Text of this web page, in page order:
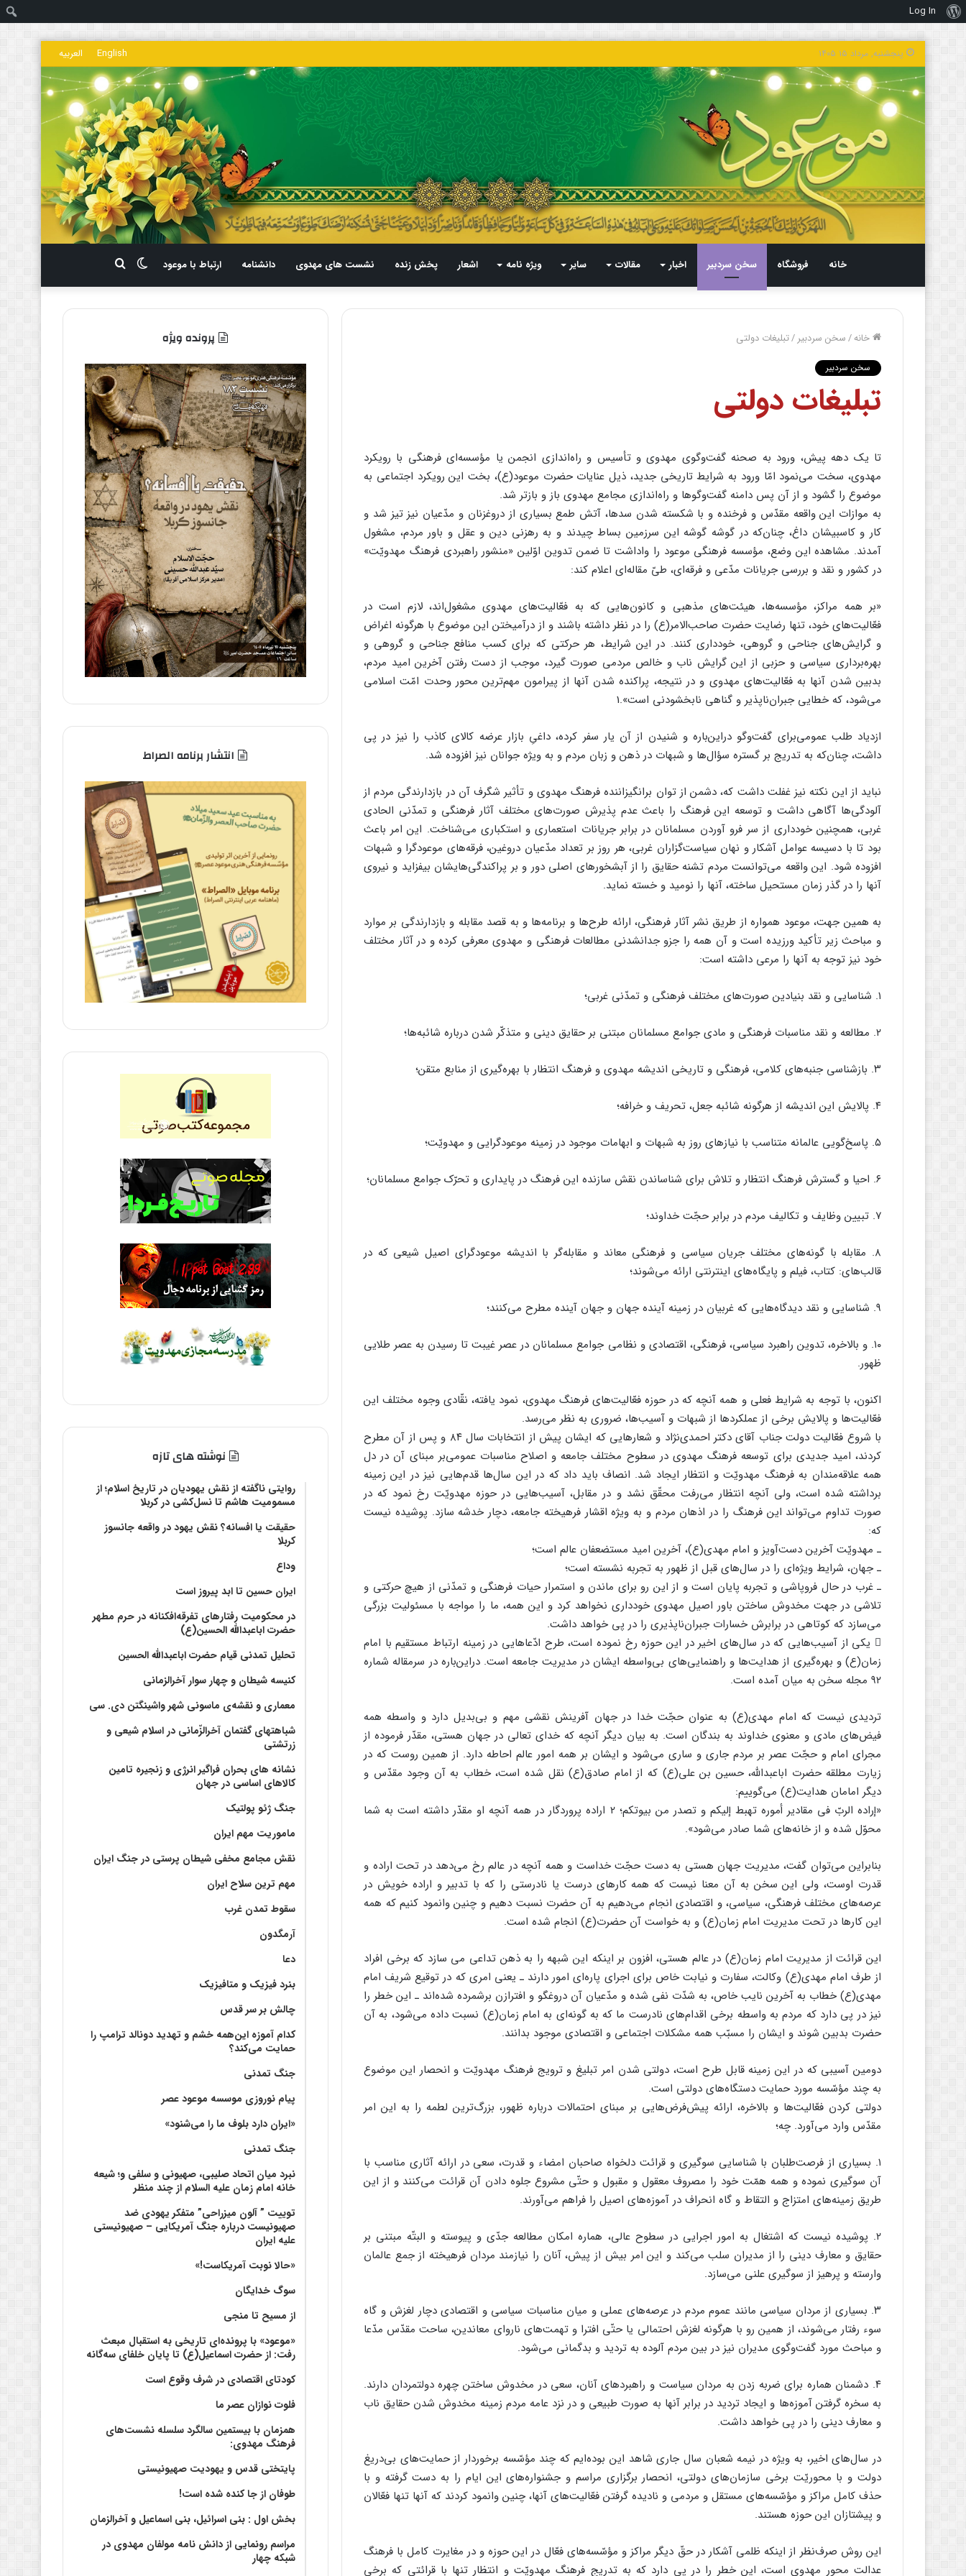
درباره
وردپرس
Log In
پنجشنبه, مرداد ۱۵ ۱۴۰۵ English العربیه
خانه فروشگاه سخن سردبیر اخبار مقالات سایر ویژه نامه اشعار پخش زنده نشست های مهدوی دانشنامه ارتباط با موعود
برای
تغییر
پوسته
خانه/سخن سردبیر /تبلیغات دولتی
سخن سردبیر
تبلیغات دولتی
تا یک دهه پیش، ورود به صحنه گفت‌وگوی مهدوی و تأسیس و راه‌اندازی انجمن یا مؤسسه‌ای فرهنگی با رویکرد
مهدوی، سخت می‌نمود امّا ورود به شرایط تاریخی جدید، ذیل عنایات حضرت موعود(ع)، بخت این رویکرد اجتماعی به
موضوع را گشود و از آن پس دامنه گفت‌وگوها و راه‌اندازی مجامع مهدوی باز و بازتر شد.
به موازات این واقعه مقدّس و فرخنده و با شکسته شدن سدها، آتش طمع بسیاری از دروغزنان و مدّعیان نیز تیز شد و
کار و کاسبیشان داغ، چنان‌که در گوشه گوشه این سرزمین بساط چیدند و به رهزنی دین و عقل و باور مردم، مشغول
آمدند. مشاهده این وضع، مؤسسه فرهنگی موعود را واداشت تا ضمن تدوین اوّلین «منشور راهبردی فرهنگ مهدویّت»
در کشور و نقد و بررسی جریانات مدّعی و فرقه‌ای، طیّ مقاله‌ای اعلام کند:
«بر همه مراکز، مؤسسه‌ها، هیئت‌های مذهبی و کانون‌هایی که به فعّالیت‌های مهدوی مشغول‌اند، لازم است در
فعّالیت‌های خود، تنها رضایت حضرت صاحب‌الامر(ع) را در نظر داشته باشند و از درآمیختن این موضوع با هرگونه اغراض
و گرایش‌های جناحی و گروهی، خودداری کنند. در این شرایط، هر حرکتی که برای کسب منافع جناحی و گروهی و
بهره‌برداری سیاسی و حزبی از این گرایش ناب و خالص مردمی صورت گیرد، موجب از دست رفتن آخرین امید مردم،
بدبین شدن آنها به فعّالیت‌های مهدوی و در نتیجه، پراکنده شدن آنها از پیرامون مهم‌ترین محور وحدت امّت اسلامی
می‌شود، که خطایی جبران‌ناپذیر و گناهی نابخشودنی است».1
ازدیاد طلب عمومی‌برای گفت‌وگو دراین‌باره و شنیدن از آن یار سفر کرده، داغیِ بازار عرضه کالای کاذب را نیز در پی
داشت، چنان‌که به تدریج بر گستره‌ سؤال‌ها و شبهات در ذهن و زبان مردم و به ویژه جوانان نیز افزوده شد.
نباید از این نکته نیز غفلت داشت که، دشمن از توان برانگیزاننده فرهنگ مهدوی و تأثیر شگرف آن در بازدارندگی مردم از
آلودگی‌ها آگاهی داشت و توسعه این فرهنگ را باعث عدم پذیرش صورت‌های مختلف آثار فرهنگی و تمدّنی الحادی
غربی، همچنین خودداری از سر فرو آوردن مسلمانان در برابر جریانات استعماری و استکباری می‌شناخت. این امر باعث
بود تا با دسیسه عوامل آشکار و نهان سیاست‌گزاران غربی، هر روز بر تعداد مدّعیان دروغین، فرقه‌های موعودگرا و شبهات
افزوده شود. این واقعه می‌توانست مردم تشنه حقایق را از آبشخورهای اصلی دور و بر پراکندگی‌هایشان بیفزاید و نیروی
آنها را در گذر زمان مستحیل ساخته، آنها را نومید و خسته نماید.
به همین جهت، موعود همواره از طریق نشر آثار فرهنگی، ارائه طرح‌ها و برنامه‌ها و به قصد مقابله و بازدارندگی بر موارد
و مباحث زیر تأکید ورزیده است و آن همه را جزو جدانشدنی مطالعات فرهنگی و مهدوی معرفی کرده و در آثار مختلف
خود نیز توجه به آنها را مرعی داشته است:
۱. شناسایی و نقد بنیادین صورت‌های مختلف فرهنگی و تمدّنی غربی؛
۲. مطالعه و نقد مناسبات فرهنگی و مادی جوامع مسلمانان مبتنی بر حقایق دینی و متذکّر شدن درباره شائبه‌ها؛
۳. بازشناسی جنبه‌های کلامی، فرهنگی و تاریخی اندیشه مهدوی و فرهنگ انتظار با بهره‌گیری از منابع متقن؛
۴. پالایش این اندیشه از هرگونه شائبه جعل، تحریف و خرافه؛
۵. پاسخ‌گویی عالمانه متناسب با نیازهای روز به شبهات و ابهامات موجود در زمینه موعودگرایی و مهدویّت؛
۶. احیا و گسترش فرهنگ انتظار و تلاش برای شناساندن نقش سازنده این فرهنگ در پایداری و تحرّک جوامع مسلمانان؛
۷. تبیین وظایف و تکالیف مردم در برابر حجّت خداوند؛
۸. مقابله با گونه‌های مختلف جریان سیاسی و فرهنگی معاند و مقابله‌گر با اندیشه موعودگرای اصیل شیعی که در
قالب‌های: کتاب، فیلم و پایگاه‌های اینترنتی ارائه می‌شوند؛
۹. شناسایی و نقد دیدگاه‌هایی که غربیان در زمینه آینده جهان و جهان آینده مطرح می‌کنند؛
۱۰. و بالاخره، تدوین راهبرد سیاسی، فرهنگی، اقتصادی و نظامی جوامع مسلمانان در عصر غیبت تا رسیدن به عصر طلایی
ظهور.
اکنون، با توجه به شرایط فعلی و همه آنچه که در حوزه فعّالیت‌های فرهنگ مهدوی، نمود یافته، نقّادی وجوه مختلف این
فعّالیت‌ها و پالایش برخی از عملکردها از شبهات و آسیب‌ها، ضروری به نظر می‌رسد.
با شروع فعّالیت دولت جناب آقای دکتر احمدی‌نژاد و شعارهایی که ایشان پیش از انتخابات سال ۸۴ و پس از آن مطرح
کردند، امید جدیدی برای توسعه فرهنگ مهدوی در سطوح مختلف جامعه و اصلاح مناسبات عمومی‌بر مبنای آن در دل
همه علاقه‌مندان به فرهنگ مهدویّت و انتظار ایجاد شد. انصاف باید داد که در این سال‌ها قدم‌هایی نیز در این زمینه
برداشته شده است، ولی آنچه انتظار می‌رفت محقّق نشد و در مقابل، آسیب‌هایی در حوزه مهدویّت رخ نمود که در
صورت تداوم می‌تواند این فرهنگ را در اذهان مردم و به ویژه اقشار فرهیخته جامعه، دچار خدشه سازد. پوشیده نیست
که:
ـ مهدویّت آخرین دست‌آویز و امام مهدی(ع)، آخرین امید مستضعفان عالم است؛
ـ جهان، شرایط ویژه‌ای را در سال‌های قبل از ظهور به تجربه نشسته است؛
ـ غرب در حال فروپاشی و تجربه پایان است و از این رو برای ماندن و استمرار حیات فرهنگی و تمدّنی از هیچ حرکتی و
تلاشی در جهت مخدوش ساختن باور اصیل مهدوی خودداری نخواهد کرد و این همه، ما را مواجه با مسئولیت بزرگی
می‌سازد که کوتاهی در برابرش خسارات جبران‌ناپذیری را در پی خواهد داشت.
 یکی از آسیب‌هایی که در سال‌های اخیر در این حوزه رخ نموده است، طرح ادّعاهایی در زمینه ارتباط مستقیم با امام
زمان(ع) و بهره‌گیری از هدایت‌ها و راهنمایی‌های بی‌واسطه ایشان در مدیریت جامعه است. دراین‌باره در سرمقاله شماره
۹۲ مجله سخن به میان آمده است.
تردیدی نیست که امام مهدی(ع) به عنوان حجّت خدا در جهان آفرینش نقشی مهم و بی‌بدیل دارد و واسطه همه
فیض‌های مادی و معنوی خداوند به بندگان است. به بیان دیگر آنچه که خدای تعالی در جهان هستی، مقدّر فرموده از
مجرای امام و حجّت عصر بر مردم جاری و ساری می‌شود و ایشان بر همه امور عالم احاطه دارد. از همین روست که در
زیارت مطلقه حضرت اباعبدالله، حسین بن علی(ع) که از امام صادق(ع) نقل شده است، خطاب به آن وجود مقدّس و
دیگر امامان هدایت(ع) می‌گوییم:
«إراده الربّ فی مقادیر أموره تهبط إلیکم و تصدر من بیوتکم؛ ۲ اراده پروردگار در همه آنچه او مقدّر داشته است به شما
محوّل شده و از خانه‌های شما صادر می‌شود».
بنابراین می‌توان گفت، مدیریت جهان هستی به دست حجّت خداست و همه آنچه در عالم رخ می‌دهد در تحت اراده و
قدرت اوست، ولی این سخن به آن معنا نیست که همه کارهای درست یا نادرستی را که با تدبیر و اراده خویش در
عرصه‌های مختلف فرهنگی، سیاسی، و اقتصادی انجام می‌دهیم به آن حضرت نسبت دهیم و چنین وانمود کنیم که همه
این کارها در تحت مدیریت امام زمان(ع) و به خواست آن حضرت(ع) انجام شده است.
این قرائت از مدیریت امام زمان(ع) در عالم هستی، افزون بر اینکه این شبهه را به ذهن تداعی می سازد که برخی افراد
از طرف امام مهدی(ع) وکالت، سفارت و نیابت خاص برای اجرای پاره‌ای امور دارند ـ یعنی امری که در توقیع شریف امام
مهدی(ع) خطاب به آخرین نایب خاص، به شدّت نفی شده و مدّعیان آن دروغگو و افترازن برشمرده شده‌اند ـ این خطر را
نیز در پی دارد که مردم به واسطه برخی اقدام‌های نادرست ما که به گونه‌ای به امام زمان(ع) نسبت داده می‌شود، به آن
حضرت بدبین شوند و ایشان را مسبّب همه مشکلات اجتماعی و اقتصادی موجود بدانند.
دومین آسیبی که در این زمینه قابل طرح است، دولتی شدن امر تبلیغ و ترویج فرهنگ مهدویّت و انحصار این موضوع
به چند مؤسّسه مورد حمایت دستگاه‌های دولتی است.
دولتی کردن فعّالیت‌ها و بالاخره، ارائه پیش‌فرض‌هایی بر مبنای احتمالات درباره ظهور، بزرگ‌ترین لطمه را به این امر
مقدّس وارد می‌آورد. چه؛
۱. بسیاری از فرصت‌طلبان با شناسایی سوگیری و قرائت دلخواه صاحبان امضاء و قدرت، سعی در ارائه آثاری مناسب با
آن سوگیری نموده و همه همّت خود را مصروف معقول و مقبول و حتّی مشروع جلوه دادن آن قرائت می‌کنند و از این
طریق زمینه‌های امتزاج و التقاط و گاه انحراف در آموزه‌های اصیل را فراهم می‌آورند.
۲. پوشیده نیست که اشتغال به امور اجرایی در سطوح عالی، هماره امکان مطالعه جدّی و پیوسته و البتّه مبتنی بر
حقایق و معارف دینی را از مدیران سلب می‌کند و این امر بیش از پیش، آنان را نیازمند مردان فرهیخته از جمع عالمان
وارسته و پرهیز از سوگیری علنی می‌سازد.
۳. بسیاری از مردان سیاسی مانند عموم مردم در عرصه‌های عملی و میان مناسبات سیاسی و اقتصادی دچار لغزش و گاه
سوء رفتار می‌شوند، از همین رو با هرگونه لغزش احتمالی یا حتّی افترا و تهمت‌های ناروای معاندین، ساحت مقدّس مدّعا
و مباحث مورد گفت‌وگوی مدیران نیز در بین مردم آلوده به تردید و بدگمانی می‌شود.
۴. دشمنان هماره برای ضربه زدن به مردان سیاست و راهبردهای آنان، سعی در مخدوش ساختن چهره دولتمردان دارند.
به سخره گرفتن آموزه‌ها و ایجاد تردید در برابر آنها به صورت طبیعی و در نزد عامه مردم زمینه مخدوش شدن حقایق ناب
و معارف دینی را در پی خواهد داشت.
در سال‌های اخیر، به ویژه در نیمه شعبان سال جاری شاهد این بوده‌ایم که چند مؤسّسه برخوردار از حمایت‌های بی‌دریغ
دولت و با محوریّت برخی سازمان‌های دولتی، انحصار برگزاری مراسم و جشنواره‌های این ایام را به دست گرفته و با
حذف کامل مراکز و مؤسّسه‌های مستقل و مردمی و نادیده گرفتن فعّالیت‌های آنها، چنین وانمود کردند که آنها تنها فعّالان
و پیشتازان این حوزه هستند.
این روش صرف‌نظر از اینکه ظلمی آشکار در حقّ دیگر مراکز و مؤسّسه‌های فعّال در این حوزه و در مغایرت کامل با فرهنگ
عدالت محور مهدوی است، این خطر را در پی دارد که به تدریج فرهنگ مهدویّت و انتظار تنها با قرائتی که برخی
پرونده ویژه
انتشار برنامه الصراط
نوشته های تازه
روایتی ناگفته از نقش یهودیان در تاریخ اسلام؛ از
مسمومیت هاشم تا نسل‌کشی در کربلا
حقیقت یا افسانه؟‌ نقش یهود در واقعه جانسوز
کربلا
وداع
ایران حسین تا ابد پیروز است
در محکومیت رفتارهای تفرقه‌افکنانه در حرم مطهر
حضرت اباعبدالله الحسین(ع)
تحلیل تمدنی قیام حضرت اباعبدالله الحسین
کنیسه شیطان و چهار سوار آخرالزمانی
معماری و نقشه‌ی ماسونی شهر واشينگتن دی. سی
شباهتهای گفتمان آخر‌الزّمانی در اسلام شیعی و
زرتشتی
نشانه های بحران فراگیر انرژی و زنجیره تامین
کالاهای اساسی در جهان
جنگ ژئو پولتیک
ماموریت مهم ایران
نقش مجامع مخفی شیطان پرستی در جنگ ایران
مهم ترین سلاح ایران
سقوط تمدن غرب
آرمگدون
دعا
بنرد فیزیک و متافیزیک
چالش بر سر قدس
کدام آموزه این‌همه خشم و تهدید دونالد ترامپ را
حمایت می‌کند؟
جنگ تمدنی
پیام نوروزی موسسه موعود عصر
«ایران دارد بلوف ما را می‌شنود»
جنگ تمدنی
نبرد میان اتحاد صلیبی، صهیونی و سلفی و؛ شیعه
خانه امام زمان علیه السلام از چند منظر
توییت ” آلون میزراحی” متفکر یهودی ضد
صهیونیست درباره جنگ آمریکایی – صهیونیستی
علیه ایران
«حالا نوبت آمریکاست!»
سوگ خدایگان
از مسیح تا منجی
«موعود» با پرونده‌ای تاریخی به استقبال مبعث
رفت: از حضرت اسماعیل(ع) تا پایان خلفای سه‌گانه
کودتای اقتصادی در شرف وقوع است
فلوت نوازان عصر ما
همزمان با بیستمین سالگرد سلسله نشست‌های
فرهنگ مهدوی:‌
پایتختی قدس و یهودیت صهیونیستی
طوفان از جا کنده شده است!
بخش اول : بنی اسرائیل، بنی اسماعیل و آخرالزمان
مراسم رونمایی از دانش نامه مولفان مهدوی در
شبکه چهار